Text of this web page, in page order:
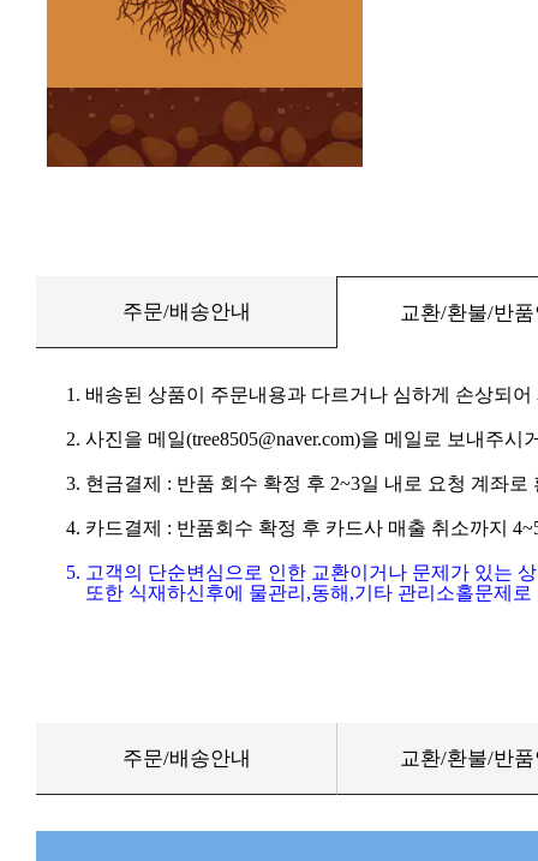
주문/배송안내 교환/환불/반
1. 배송된 상품이 주문내용과 다르거나 심하게 손상되
2. 사진을 메일(tree8505@naver.com)을 메일로 보내주시
3. 현금결제 : 반품 회수 확정 후 2~3일 내로 요청 계좌로
4. 카드결제 : 반품회수 확정 후 카드사 매출 취소까지
5. 고객의 단순변심으로 인한 교환이거나 문제가 있는
또한 식재하신후에 물관리,동해,기타 관리소홀문제로
주문/배송안내 교환/환불/반